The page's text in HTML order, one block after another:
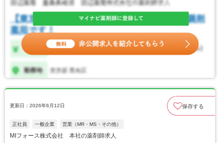
更新日：2026年6月12日 保存する
正社員 一般企業 営業（MR・MS・その他）
MIフォース株式会社 本社の薬剤師求人